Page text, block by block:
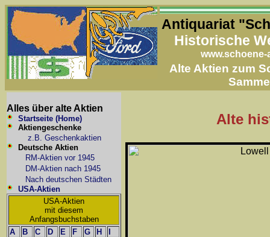
Antiquariat
Historische
www.schoene-
Alte Aktien zum
Alles über alte Aktien
Startseite (Home)
Aktiengeschenke
z.B. Geschenkaktien
Deutsche Aktien
RM-Aktien vor 1945
DM-Aktien nach 1945
Nach deutschen Städten
USA-Aktien
USA-Aktien
mit diesem
Anfangsbuchstaben
A
B C D E F G H
Alte